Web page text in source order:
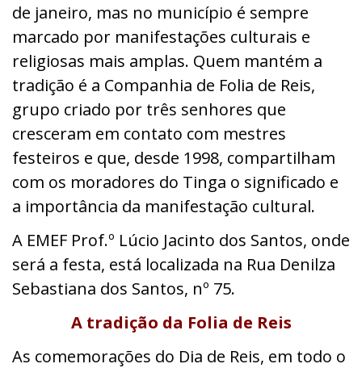
de janeiro, mas no município é sempre
marcado por manifestações culturais e
religiosas mais amplas. Quem mantém a
tradição é a Companhia de Folia de Reis,
grupo criado por três senhores que
cresceram em contato com mestres
festeiros e que, desde 1998, compartilham
com os moradores do Tinga o significado e
a importância da manifestação cultural.
A EMEF Prof.º Lúcio Jacinto dos Santos, onde
será a festa, está localizada na Rua Denilza
Sebastiana dos Santos, nº 75.
A tradição da Folia de Reis
As comemorações do Dia de Reis, em todo o